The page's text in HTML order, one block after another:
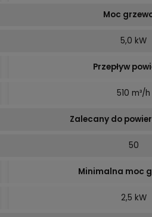
Moc
5,0 kW
Przepływ
510 m³/h
Zalecany do
50
Minimalna moc
2,5 kW